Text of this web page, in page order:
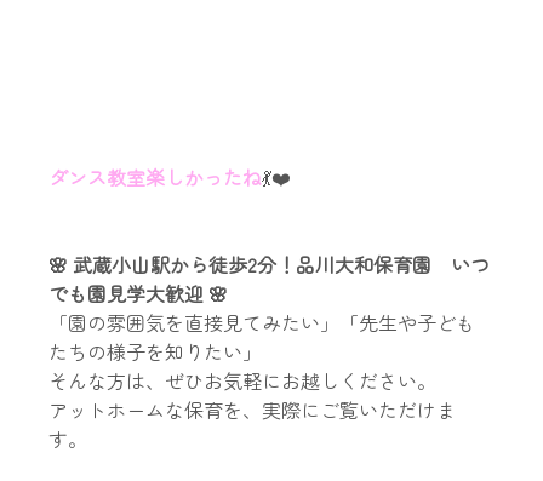
ダンス教室楽しかったね💃❤️
🌸 武蔵小山駅から徒歩2分！品川大和保育園　いつ
でも園見学大歓迎 🌸
「園の雰囲気を直接見てみたい」「先生や子ども
たちの様子を知りたい」
そんな方は、ぜひお気軽にお越しください。
アットホームな保育を、実際にご覧いただけま
す。